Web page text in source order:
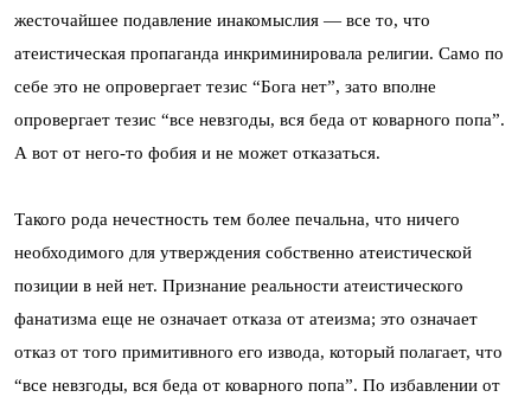
жесточайшее подавление инакомыслия — все то, что
атеистическая пропаганда инкриминировала религии. Само по
себе это не опровергает тезис “Бога нет”, зато вполне
опровергает тезис “все невзгоды, вся беда от коварного попа”.
А вот от него-то фобия и не может отказаться.
Такого рода нечестность тем более печальна, что ничего
необходимого для утверждения собственно атеистической
позиции в ней нет. Признание реальности атеистического
фанатизма еще не означает отказа от атеизма; это означает
отказ от того примитивного его извода, который полагает, что
“все невзгоды, вся беда от коварного попа”. По избавлении от